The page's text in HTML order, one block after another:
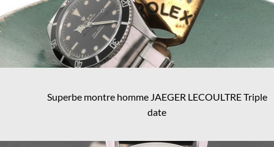
Superbe montre homme JAEGER LECOULTRE Triple
date